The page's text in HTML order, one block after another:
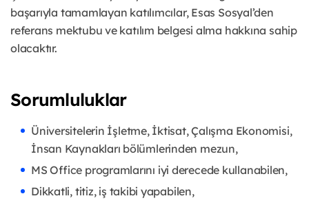
başarıyla tamamlayan katılımcılar, Esas Sosyal’den
referans mektubu ve katılım belgesi alma hakkına sahip
olacaktır.
Sorumluluklar
Üniversitelerin İşletme, İktisat, Çalışma Ekonomisi,
İnsan Kaynakları bölümlerinden mezun,
MS Office programlarını iyi derecede kullanabilen,
Dikkatli, titiz, iş takibi yapabilen,